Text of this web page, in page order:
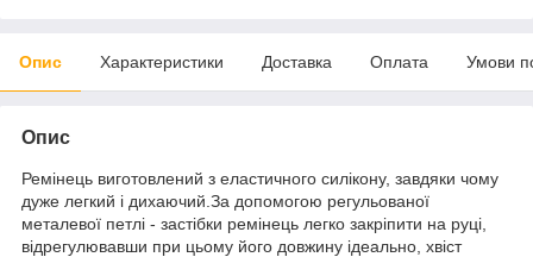
Опис Характеристики Доставка Оплата Умови
Опис
Ремінець виготовлений з еластичного силікону, завдяки чому
дуже легкий і дихаючий.За допомогою регульованої
металевої петлі - застібки ремінець легко закріпити на руці,
відрегулювавши при цьому його довжину ідеально, хвіст